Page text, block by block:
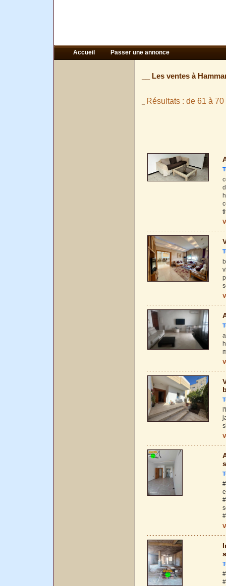
Accueil Passer une annonce
__ Les ventes à
Résultats : de 61 à